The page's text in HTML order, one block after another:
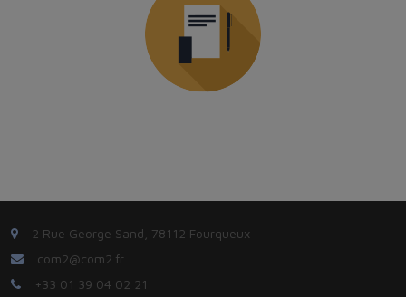
2 Rue George Sand, 78112 Fourqueux
com2@com2.fr
+33 01 39 04 02 21